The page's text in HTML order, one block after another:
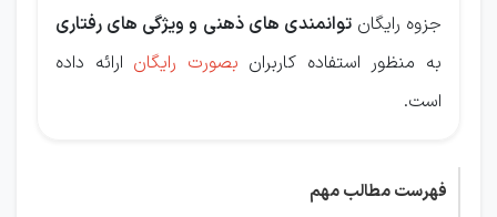
جزوه رایگانتوانمندی های ذهنی و ویژگی های رفتاری
به منظور استفاده کاربران بصورت رایگان ارائه داده
است.
فهرست مطالب مهم